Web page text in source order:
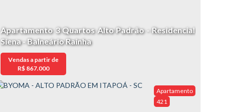
Apartamento 3 Quartos Alto Padrão - Residencial
Siena - Balneário Rainha
R$ 867.000
Vendas a partir de
421
Apartamento